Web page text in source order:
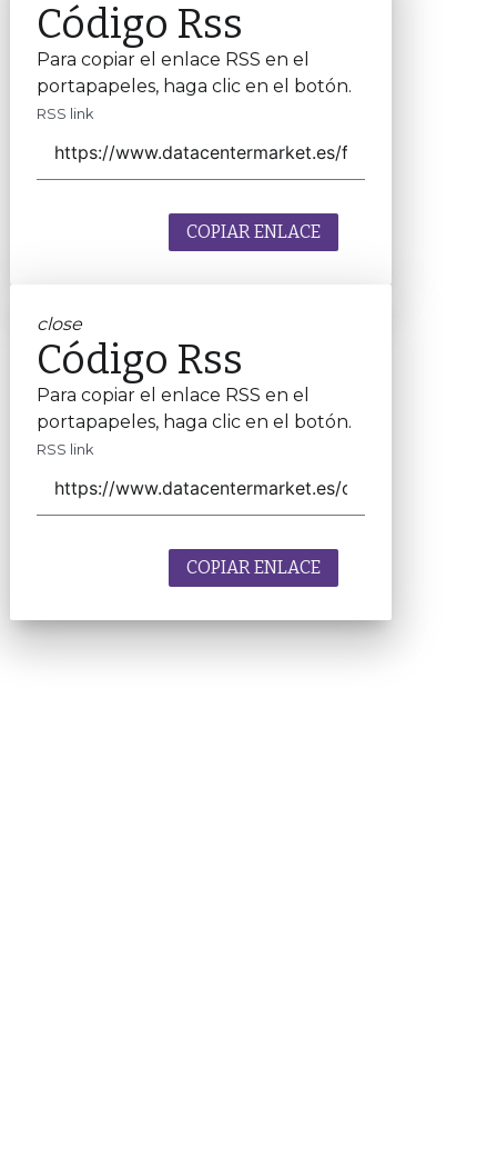
Código Rss
Para copiar el enlace RSS en el
portapapeles, haga clic en el botón.
RSS link
COPIAR ENLACE
close
Código Rss
Para copiar el enlace RSS en el
portapapeles, haga clic en el botón.
RSS link
COPIAR ENLACE